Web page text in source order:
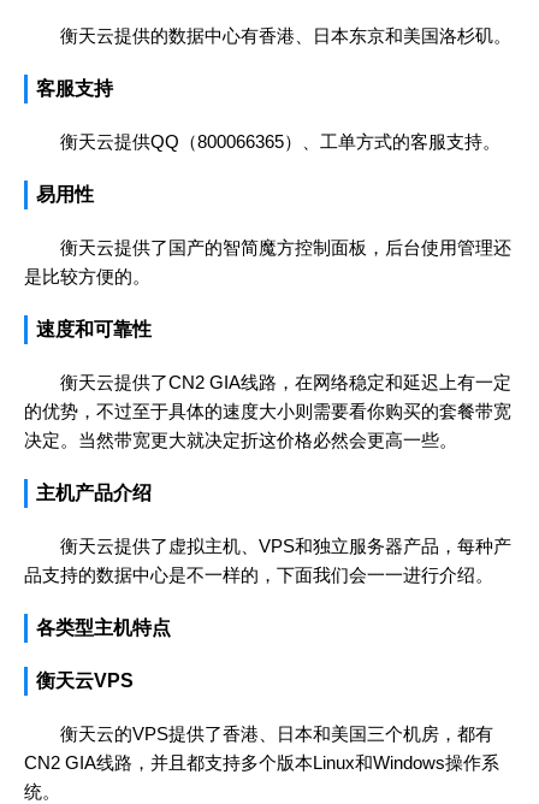
衡天云提供的数据中心有香港、日本东京和美国洛杉矶。
客服支持
衡天云提供QQ（800066365）、工单方式的客服支持。
易用性
衡天云提供了国产的智简魔方控制面板，后台使用管理还
是比较方便的。
速度和可靠性
衡天云提供了CN2 GIA线路，在网络稳定和延迟上有一定
的优势，不过至于具体的速度大小则需要看你购买的套餐带宽
决定。当然带宽更大就决定折这价格必然会更高一些。
主机产品介绍
衡天云提供了虚拟主机、VPS和独立服务器产品，每种产
品支持的数据中心是不一样的，下面我们会一一进行介绍。
各类型主机特点
衡天云VPS
衡天云的VPS提供了香港、日本和美国三个机房，都有
CN2 GIA线路，并且都支持多个版本Linux和Windows操作系
统。